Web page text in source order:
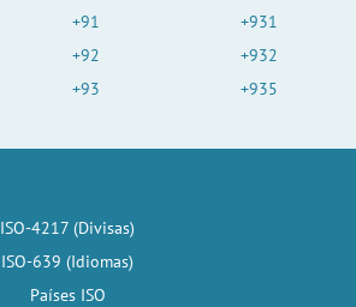
+91
+92
+93
+931
+932
+935
ISO-4217 (Divisas)
ISO-639 (Idiomas)
Países ISO